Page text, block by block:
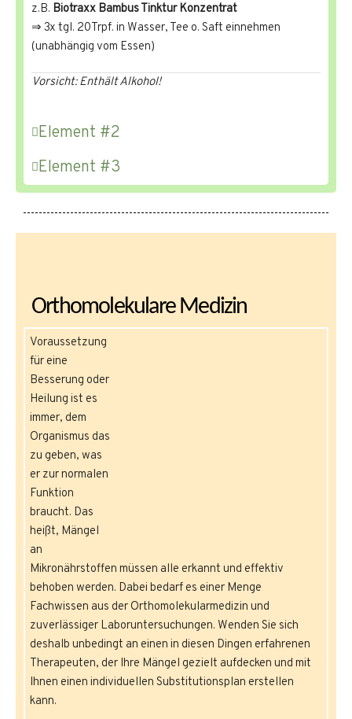
z.B. Biotraxx Bambus Tinktur Konzentrat
⇒ 3x tgl. 20Trpf. in Wasser, Tee o. Saft einnehmen
(unabhängig vom Essen)
Vorsicht: Enthält Alkohol!
Element #2
Element #3
Orthomolekulare Medizin
Voraussetzung
für eine
Besserung oder
Heilung ist es
immer, dem
Organismus das
zu geben, was
er zur normalen
Funktion
braucht. Das
heißt, Mängel
an
Mikronährstoffen müssen alle erkannt und effektiv
behoben werden. Dabei bedarf es einer Menge
Fachwissen aus der Orthomolekularmedizin und
zuverlässiger Laboruntersuchungen. Wenden Sie sich
deshalb unbedingt an einen in diesen Dingen erfahrenen
Therapeuten, der Ihre Mängel gezielt aufdecken und mit
Ihnen einen individuellen Substitutionsplan erstellen
kann.